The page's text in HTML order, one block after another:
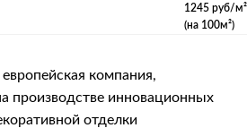
1245 руб/м²
(на 100м²)
компания,
производстве инновационных
отделки